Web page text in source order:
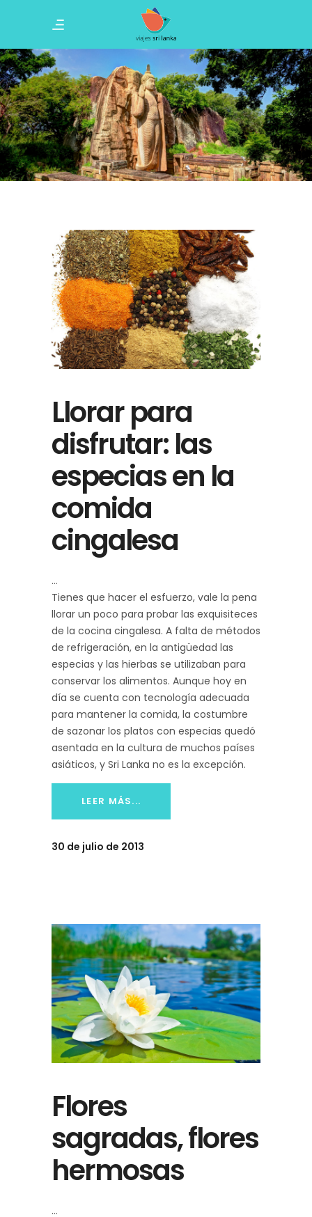
Llorar para
disfrutar: las
especias en la
comida
cingalesa
Tienes que hacer el esfuerzo, vale la pena
llorar un poco para probar las exquisiteces
de la cocina cingalesa. A falta de métodos
de refrigeración, en la antigüedad las
especias y las hierbas se utilizaban para
conservar los alimentos. Aunque hoy en
día se cuenta con tecnología adecuada
para mantener la comida, la costumbre
de sazonar los platos con especias quedó
asentada en la cultura de muchos países
asiáticos, y Sri Lanka no es la excepción.
LEER MÁS...
30 de julio de 2013
Flores
sagradas, flores
hermosas